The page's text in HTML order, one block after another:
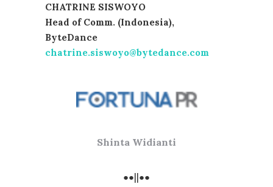
CHATRINE SISWOYO
Head of Comm. (Indonesia),
ByteDance
chatrine.siswoyo@bytedance.com
Shinta Widianti
●●||●●